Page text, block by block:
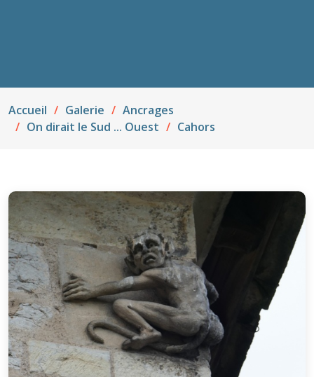
Accueil Galerie
Ancrages
On dirait le Sud ... Ouest
Cahors